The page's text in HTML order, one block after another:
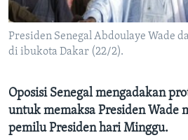
Presiden Senegal Abdoulaye Wade
di ibukota Dakar (22/2).
Oposisi Senegal mengadakan
untuk memaksa Presiden Wade
pemilu Presiden hari Minggu.